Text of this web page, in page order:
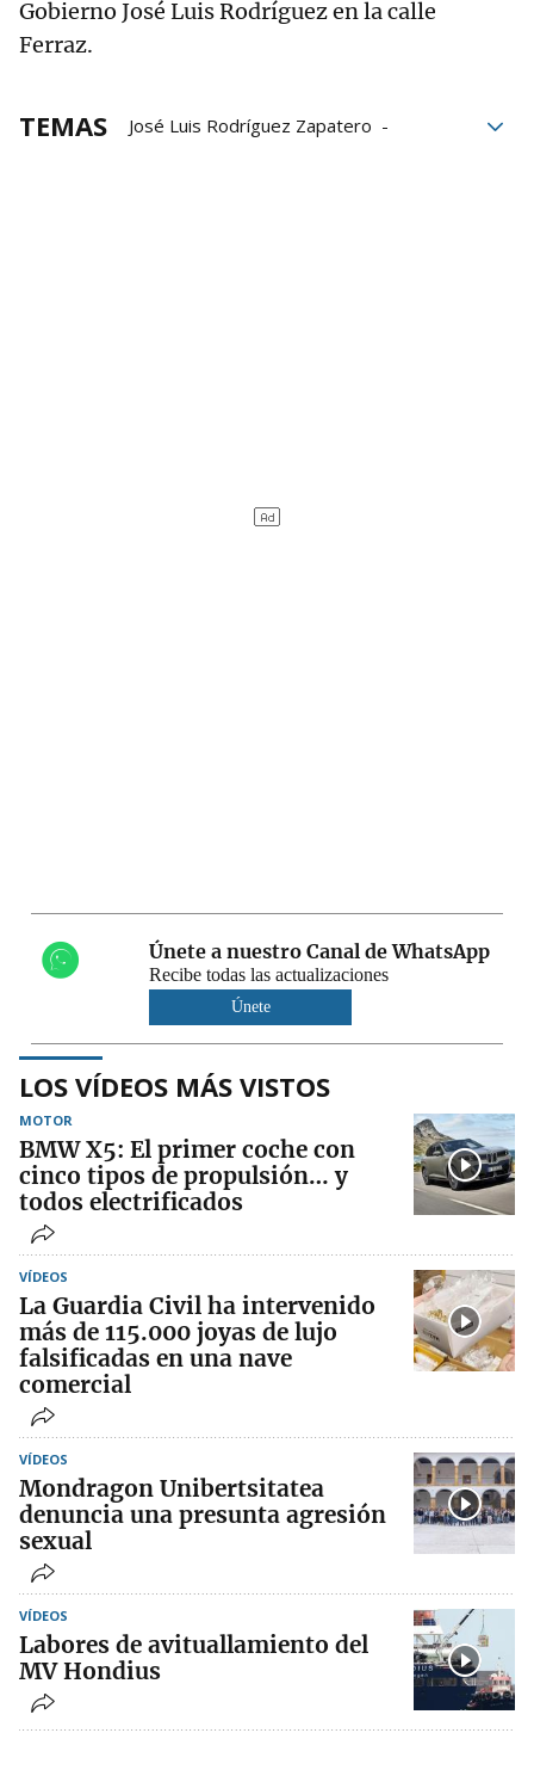
Gobierno José Luis Rodríguez en la calle
Ferraz.
TEMAS
José Luis Rodríguez Zapatero
Únete a nuestro Canal de WhatsApp
Recibe todas las actualizaciones
Únete
LOS VÍDEOS MÁS VISTOS
MOTOR
BMW X5: El primer coche con
cinco tipos de propulsión… y
todos electrificados
VÍDEOS
La Guardia Civil ha intervenido
más de 115.000 joyas de lujo
falsificadas en una nave
comercial
VÍDEOS
Mondragon Unibertsitatea
denuncia una presunta agresión
sexual
VÍDEOS
Labores de avituallamiento del
MV Hondius